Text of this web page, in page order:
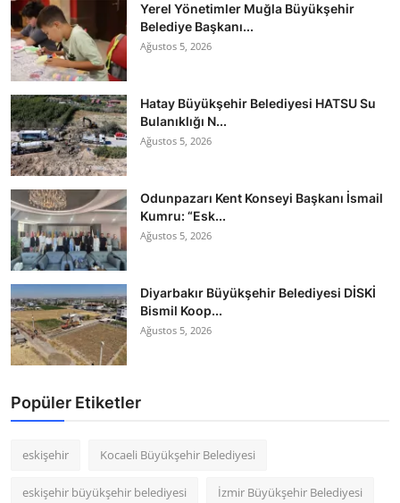
Yerel Yönetimler Muğla Büyükşehir
Belediye Başkanı...
Ağustos 5, 2026
Hatay Büyükşehir Belediyesi HATSU Su
Bulanıklığı N...
Ağustos 5, 2026
Odunpazarı Kent Konseyi Başkanı İsmail
Kumru: “Esk...
Ağustos 5, 2026
Diyarbakır Büyükşehir Belediyesi DİSKİ
Bismil Koop...
Ağustos 5, 2026
Popüler Etiketler
eskişehir Kocaeli Büyükşehir Belediyesi
eskişehir büyükşehir belediyesi İzmir Büyükşehir Belediyesi